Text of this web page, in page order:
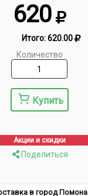
620
Итого:620.00
Количество
Купить
Акции и скидки
Поделиться
в город Помона